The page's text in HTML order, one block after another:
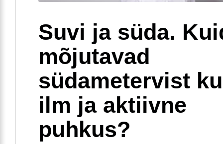
Suvi ja süda.
mõjutavad
südametervist
ilm ja aktiivne
puhkus?